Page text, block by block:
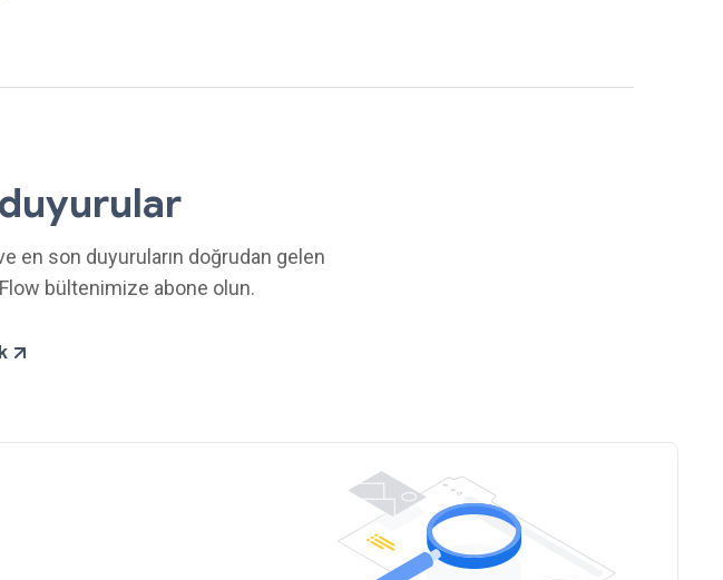
en son duyuruların doğrudan gelen
bültenimize abone olun.